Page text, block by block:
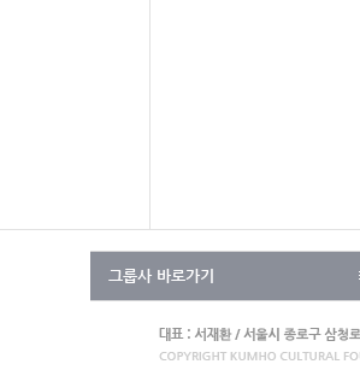
그룹사 바로가기